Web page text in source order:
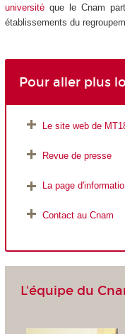
universitéque le Cnam
établissements du
Pour aller plus
Le site web de
Revue de presse
La page
Contact au Cnam
L'équipe du